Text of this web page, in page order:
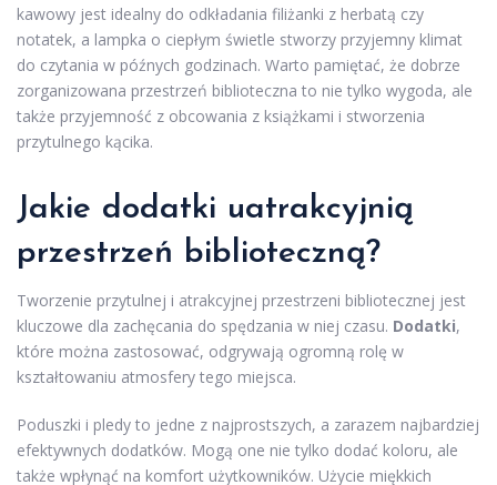
kawowy jest idealny do odkładania filiżanki z herbatą czy
notatek, a lampka o ciepłym świetle stworzy przyjemny klimat
do czytania w późnych godzinach. Warto pamiętać, że dobrze
zorganizowana przestrzeń biblioteczna to nie tylko wygoda, ale
także przyjemność z obcowania z książkami i stworzenia
przytulnego kącika.
Jakie dodatki uatrakcyjnią
przestrzeń biblioteczną?
Tworzenie przytulnej i atrakcyjnej przestrzeni bibliotecznej jest
kluczowe dla zachęcania do spędzania w niej czasu. Dodatki,
które można zastosować, odgrywają ogromną rolę w
kształtowaniu atmosfery tego miejsca.
Poduszki i pledy to jedne z najprostszych, a zarazem najbardziej
efektywnych dodatków. Mogą one nie tylko dodać koloru, ale
także wpłynąć na komfort użytkowników. Użycie miękkich